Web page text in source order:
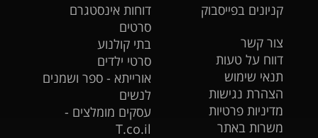
קניונים בפייסבוק
צור קשר
דווח על טעות
תנאי שימוש
הצהרת נגישות
מדיניות פרטיות
משרות באתר
דוחות אינסטגרם
סרטים
בתי קולנוע
סרטי ילדים
אורייתא - ספר ושמנים
לנשים
עסקים מומלצים -
T.co.il